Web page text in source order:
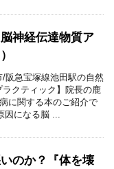
神経伝達物質ア
阪急宝塚線池田駅の自然
クティック】院長の鹿
に関する本のご紹介で
因になる脳 ...
のか？『体を壊